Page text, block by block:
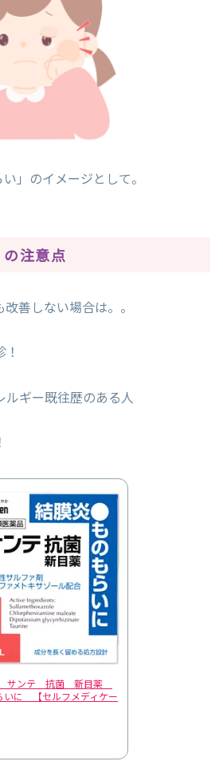
イメージとして。
の注意点
善しない場合は。。
ルギー既往歴のある人
サンテ 抗菌 新目薬
に 【セルフメディケー